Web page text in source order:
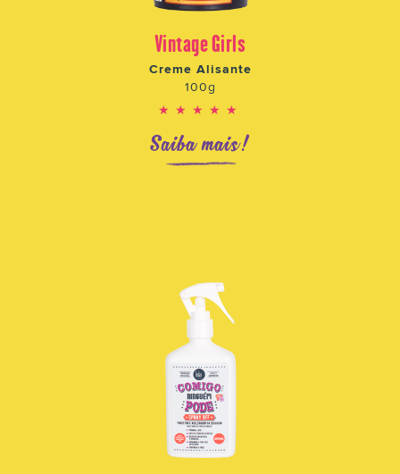
Vintage Girls
Creme Alisante
100g
★★★★★
Saiba mais!